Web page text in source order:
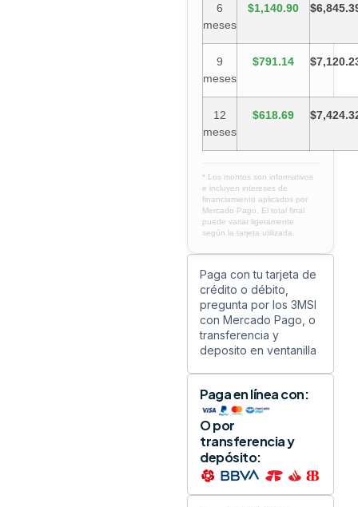
6
meses
$1,140.90
9
meses
$791.14
12
meses
$618.69
* Los montos son informativos
e incluyen intereses de
financiamiento aplicados por
Mercado Pago. El total final
puede variar ligeramente
según la tarjeta utilizada.
Paga con tu tarjeta de
crédito o débito,
pregunta por los 3MSI
con Mercado Pago, o
transferencia y
deposito en ventanilla
Paga en línea con:
O por
transferencia y
depósito: